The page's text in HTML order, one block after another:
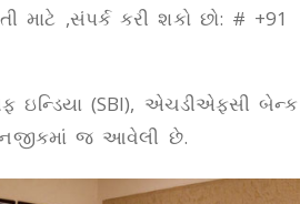
માટે ,સંપર્ક કરી શકો છો: # +91
(SBI), એચડીએફસી બેન્ક
જ આવેલી છે.